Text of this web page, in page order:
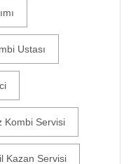
Ustası
Kombi Servisi
Kazan Servisi